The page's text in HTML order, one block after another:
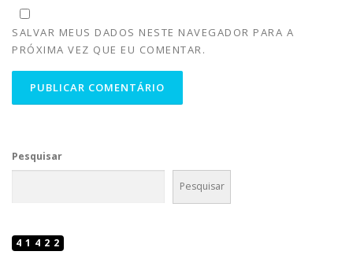
SALVAR MEUS DADOS NESTE NAVEGADOR PARA A
PRÓXIMA VEZ QUE EU COMENTAR.
Pesquisar
Pesquisar
41422